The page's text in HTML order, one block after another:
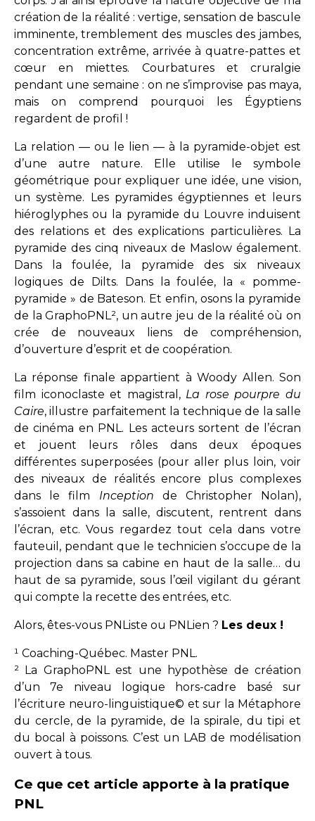
création de la réalité : vertige, sensation de bascule
imminente, tremblement des muscles des jambes,
concentration extrême, arrivée à quatre-pattes et
cœur en miettes. Courbatures et cruralgie
pendant une semaine : on ne s’improvise pas maya,
mais on comprend pourquoi les Égyptiens
regardent de profil !
La relation — ou le lien — à la pyramide-objet est
d’une autre nature. Elle utilise le symbole
géométrique pour expliquer une idée, une vision,
un système. Les pyramides égyptiennes et leurs
hiéroglyphes ou la pyramide du Louvre induisent
des relations et des explications particulières. La
pyramide des cinq niveaux de Maslow également.
Dans la foulée, la pyramide des six niveaux
logiques de Dilts. Dans la foulée, la « pomme-
pyramide » de Bateson. Et enfin, osons la pyramide
de la GraphoPNL², un autre jeu de la réalité où on
crée de nouveaux liens de compréhension,
d’ouverture d’esprit et de coopération.
La réponse finale appartient à Woody Allen. Son
film iconoclaste et magistral, La rose pourpre du
Caire, illustre parfaitement la technique de la salle
de cinéma en PNL. Les acteurs sortent de l’écran
et jouent leurs rôles dans deux époques
différentes superposées (pour aller plus loin, voir
des niveaux de réalités encore plus complexes
dans le film Inception de Christopher Nolan),
s’assoient dans la salle, discutent, rentrent dans
l’écran, etc. Vous regardez tout cela dans votre
fauteuil, pendant que le technicien s’occupe de la
projection dans sa cabine en haut de la salle… du
haut de sa pyramide, sous l’œil vigilant du gérant
qui compte la recette des entrées, etc.
Alors, êtes-vous PNListe ou PNLien ? Les deux !
¹ Coaching-Québec. Master PNL.
² La GraphoPNL est une hypothèse de création
d’un 7e niveau logique hors-cadre basé sur
l’écriture neuro-linguistique© et sur la Métaphore
du cercle, de la pyramide, de la spirale, du tipi et
du bocal à poissons. C’est un LAB de modélisation
ouvert à tous.
Ce que cet article apporte à la pratique
PNL